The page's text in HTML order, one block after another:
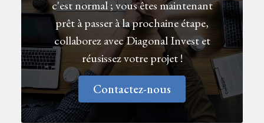
c'est normal ; vous êtes maintenant
prêt à passer à la prochaine étape,
collaborez avec Diagonal Invest et
réusissez votre projet !
Contactez-nous